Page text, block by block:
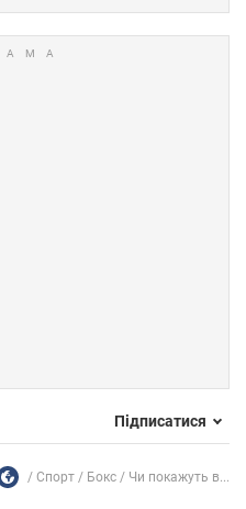
Підписатися
Спорт Бокс Чи покажуть в...